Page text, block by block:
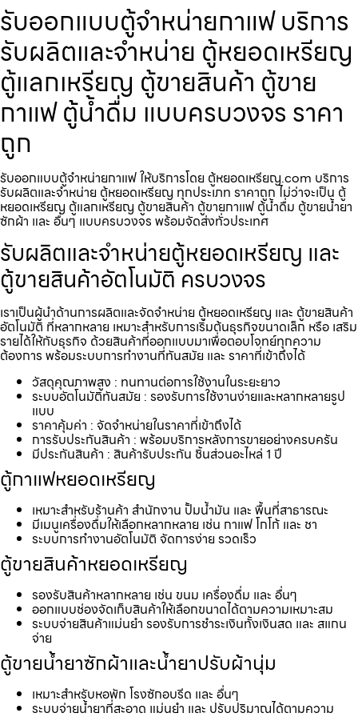
รับออกแบบตู้จำหน่ายกาแฟ บริการ
รับผลิตและจำหน่าย ตู้หยอดเหรียญ
ตู้แลกเหรียญ ตู้ขายสินค้า ตู้ขาย
กาแฟ ตู้น้ำดื่ม แบบครบวงจร ราคา
ถูก
รับออกแบบตู้จำหน่ายกาแฟ ให้บริการโดย ตู้หยอดเหรียญ.com บริการ
รับผลิตและจำหน่าย ตู้หยอดเหรียญ ทุกประเภท ราคาถูก ไม่ว่าจะเป็น ตู้
หยอดเหรียญ ตู้แลกเหรียญ ตู้ขายสินค้า ตู้ขายกาแฟ ตู้น้ำดื่ม ตู้ขายน้ำยา
ซักผ้า และ อื่นๆ แบบครบวงจร พร้อมจัดส่งทั่วประเทศ
รับผลิตและจำหน่ายตู้หยอดเหรียญ และ
ตู้ขายสินค้าอัตโนมัติ ครบวงจร
เราเป็นผู้นำด้านการผลิตและจัดจำหน่าย ตู้หยอดเหรียญ และ ตู้ขายสินค้า
อัตโนมัติ ที่หลากหลาย เหมาะสำหรับการเริ่มต้นธุรกิจขนาดเล็ก หรือ เสริม
รายได้ให้กับธุรกิจ ด้วยสินค้าที่ออกแบบมาเพื่อตอบโจทย์ทุกความ
ต้องการ พร้อมระบบการทำงานที่ทันสมัย และ ราคาที่เข้าถึงได้
วัสดุคุณภาพสูง : ทนทานต่อการใช้งานในระยะยาว
ระบบอัตโนมัติทันสมัย : รองรับการใช้งานง่ายและหลากหลายรูป
แบบ
ราคาคุ้มค่า : จัดจำหน่ายในราคาที่เข้าถึงได้
การรับประกันสินค้า : พร้อมบริการหลังการขายอย่างครบครัน
มีประกันสินค้า : สินค้ารับประกัน ชิ้นส่วนอะไหล่ 1 ปี
ตู้กาแฟหยอดเหรียญ
เหมาะสำหรับร้านค้า สำนักงาน ปั้มน้ำมัน และ พื้นที่สาธารณะ
มีเมนูเครื่องดื่มให้เลือกหลากหลาย เช่น กาแฟ โกโก้ และ ชา
ระบบการทำงานอัตโนมัติ จัดการง่าย รวดเร็ว
ตู้ขายสินค้าหยอดเหรียญ
รองรับสินค้าหลากหลาย เช่น ขนม เครื่องดื่ม และ อื่นๆ
ออกแบบช่องจัดเก็บสินค้าให้เลือกขนาดได้ตามความเหมาะสม
ระบบจ่ายสินค้าแม่นยำ รองรับการชำระเงินทั้งเงินสด และ สแกน
จ่าย
ตู้ขายน้ำยาซักผ้าและน้ำยาปรับผ้านุ่ม
เหมาะสำหรับหอพัก โรงซักอบรีด และ อื่นๆ
ระบบจ่ายน้ำยาที่สะอาด แม่นยำ และ ปรับปริมาณได้ตามความ